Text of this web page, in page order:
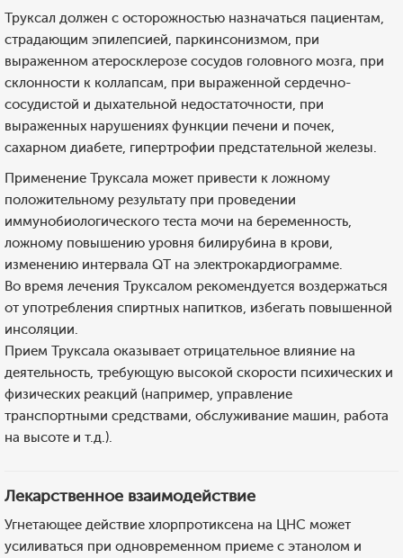
Труксал должен с осторожностью назначаться пациентам,
страдающим эпилепсией, паркинсонизмом, при
выраженном атеросклерозе сосудов головного мозга, при
склонности к коллапсам, при выраженной сердечно-
сосудистой и дыхательной недостаточности, при
выраженных нарушениях функции печени и почек,
сахарном диабете, гипертрофии предстательной железы.
Применение Труксала может привести к ложному
положительному результату при проведении
иммунобиологического теста мочи на беременность,
ложному повышению уровня билирубина в крови,
изменению интервала QT на электрокардиограмме.
Во время лечения Труксалом рекомендуется воздержаться
от употребления спиртных напитков, избегать повышенной
инсоляции.
Прием Труксала оказывает отрицательное влияние на
деятельность, требующую высокой скорости психических и
физических реакций (например, управление
транспортными средствами, обслуживание машин, работа
на высоте и т.д.).
Лекарственное взаимодействие
Угнетающее действие хлорпротиксена на ЦНС может
усиливаться при одновременном приеме с этанолом и